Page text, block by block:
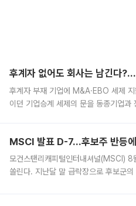
후계자 없어도 회사는 남긴다
후계자 부재 기업에 M&A·EBO 세제
이던 기업승계 세제의 문을 동종기업
MSCI 발표 D-7…후보주 반등
모건스탠리캐피털인터내셔널(MSCI) 8
쏠린다. 지난달 말 급락장으로 후보군